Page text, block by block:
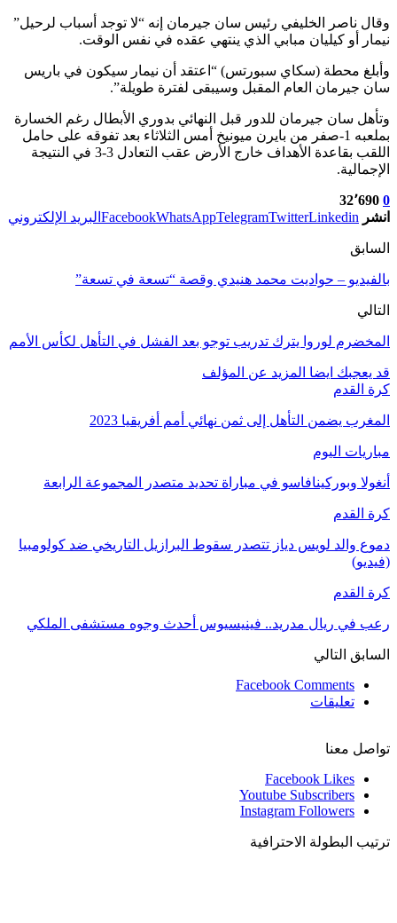
وقال ناصر الخليفي رئيس سان جيرمان إنه “لا توجد أسباب لرحيل”
نيمار أو كيليان مبابي الذي ينتهي عقده في نفس الوقت.
وأبلغ محطة (سكاي سبورتس) “اعتقد أن نيمار سيكون في باريس
سان جيرمان العام المقبل وسيبقى لفترة طويلة”.
وتأهل سان جيرمان للدور قبل النهائي بدوري الأبطال رغم الخسارة
بملعبه 1-صفر من بايرن ميونيخ أمس الثلاثاء بعد تفوقه على حامل
اللقب بقاعدة الأهداف خارج الأرض عقب التعادل 3-3 في النتيجة
الإجمالية.
0 32٬690
انشر
FacebookWhatsAppTelegramTwitterLinkedin البريد الإلكتروني
السابق
بالفيديو – حواديت محمد هنيدي وقصة “تسعة في تسعة”
التالي
المخضرم لوروا يترك تدريب توجو بعد الفشل في التأهل لكأس الأمم
قد يعجبك ايضا المزيد عن المؤلف
كرة القدم
المغرب يضمن التأهل إلى ثمن نهائي أمم أفريقيا 2023
مباريات اليوم
أنغولا وبوركينافاسو في مباراة تحديد متصدر المجموعة الرابعة
كرة القدم
دموع والد لويس دياز تتصدر سقوط البرازيل التاريخي ضد كولومبيا
(فيديو)
كرة القدم
رعب في ريال مدريد.. فينيسيوس أحدث وجوه مستشفى الملكي
السابق التالي
Facebook Comments
تعليقات
تواصل معنا
Facebook Likes
Youtube Subscribers
Instagram Followers
ترتيب البطولة الاحترافية